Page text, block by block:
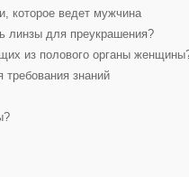
которое ведет мужчина
линзы для преукрашения?
из полового органы
знаний